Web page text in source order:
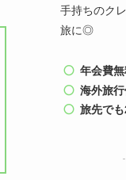
手持ちのク
旅に◎
年会費
海外旅
旅先で